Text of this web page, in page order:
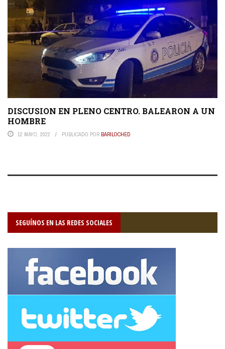
DISCUSION EN PLENO CENTRO. BALEARON A UN
HOMBRE
12 MAYO, 2022 PUBLICADO POR BARILOCHED
SEGUÍNOS EN LAS REDES SOCIALES